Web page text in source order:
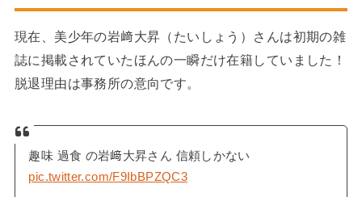
現在、美少年の岩﨑大昇（たいしょう）さんは初期の雑
誌に掲載されていたほんの一瞬だけ在籍していました！
脱退理由は事務所の意向です。
趣味 過食 の岩﨑大昇さん 信頼しかない
pic.twitter.com/F9IbBPZQC3